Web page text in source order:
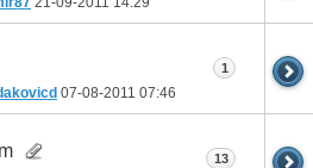
07-08-2011 07:46
1
13